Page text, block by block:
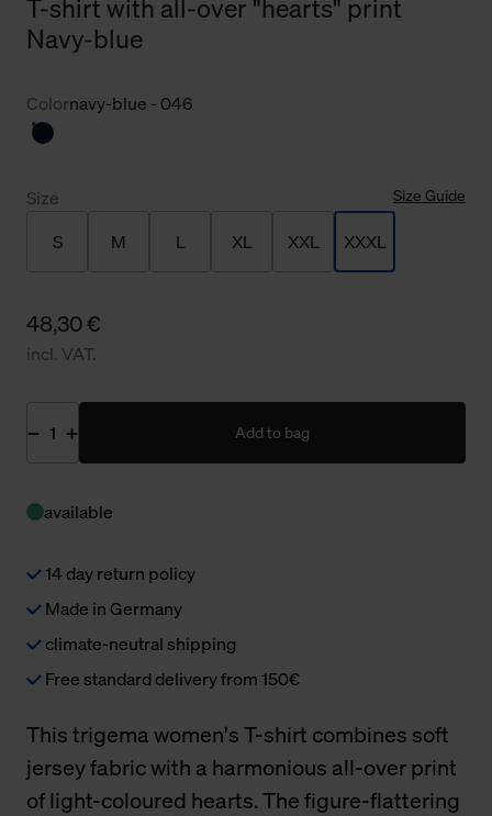
T-shirt with all-over "hearts" print
Navy-blue
Colornavy-blue - 046
Size Size Guide
S M L XL XXL XXXL
48,30 €
incl. VAT.
Add to bag
available
14 day return policy
Made in Germany
climate-neutral shipping
Free standard delivery from 150€
This trigema women's T-shirt combines soft
jersey fabric with a harmonious all-over print
of light-coloured hearts. The figure-flattering